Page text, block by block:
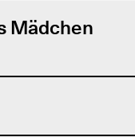
Mädchen